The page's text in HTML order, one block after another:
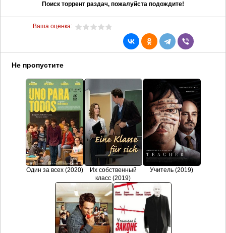
Поиск торрент раздач, пожалуйста подождите!
Ваша оценка:
Не пропустите
Один за всех (2020)
Их собственный
класс (2019)
Учитель (2019)